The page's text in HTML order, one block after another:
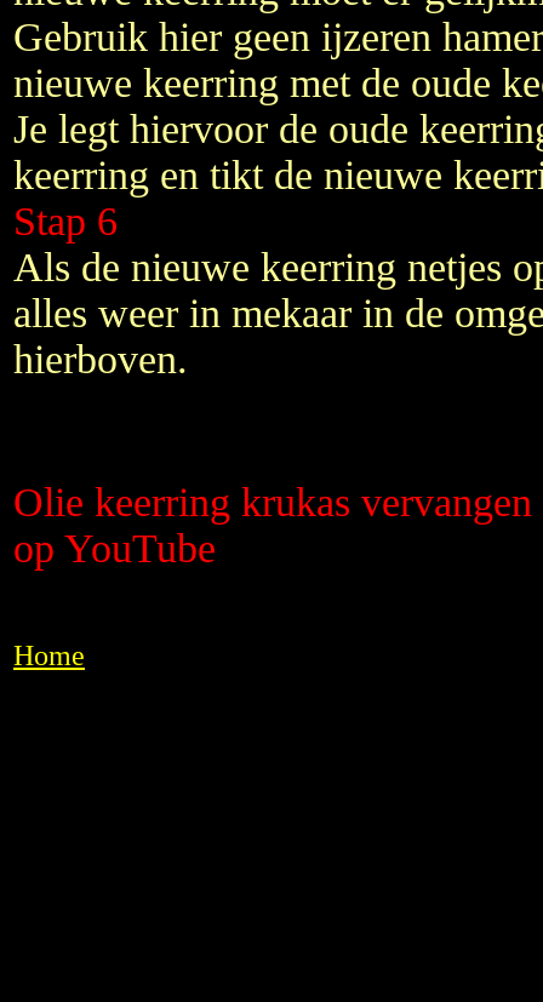
Gebruik hier geen ijzeren
nieuwe keerring met de oude
Je legt hiervoor de oude
keerring en tikt de nieuwe
Stap 6
Als de nieuwe keerring netjes
alles weer in mekaar in de
hierboven.
Olie keerring krukas
op YouTube
Home